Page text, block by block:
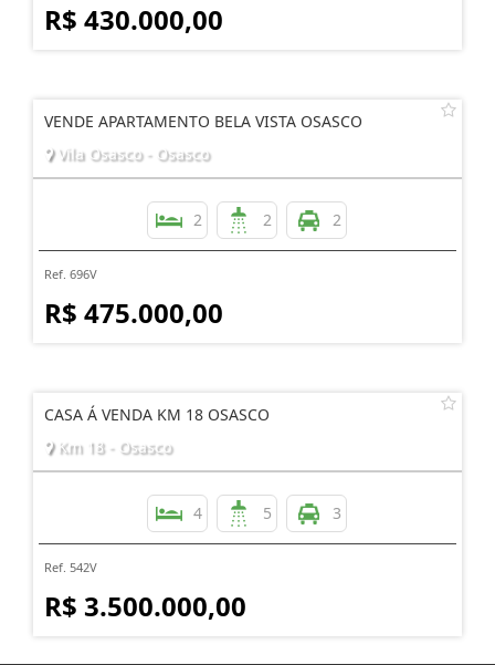
R$ 430.000,00
VENDE APARTAMENTO BELA VISTA OSASCO
Vila Osasco - Osasco
2 2 2
Ref. 696V
R$ 475.000,00
CASA Á VENDA KM 18 OSASCO
Km 18 - Osasco
4 5 3
Ref. 542V
R$ 3.500.000,00